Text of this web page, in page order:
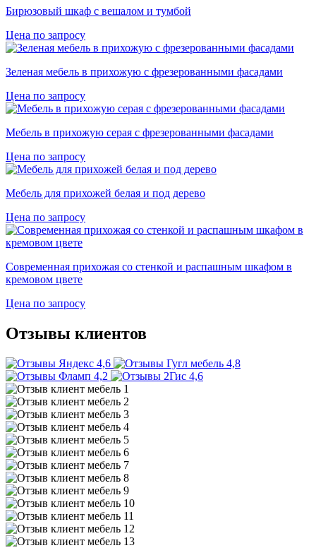
Бирюзовый шкаф с вешалом и тумбой
Цена по запросу
Зеленая мебель в прихожую с фрезерованными фасадами
Цена по запросу
Мебель в прихожую серая с фрезерованными фасадами
Цена по запросу
Мебель для прихожей белая и под дерево
Цена по запросу
Современная прихожая со стенкой и распашным шкафом в
кремовом цвете
Цена по запросу
Отзывы клиентов
4,6
4,8
4,2
4,6